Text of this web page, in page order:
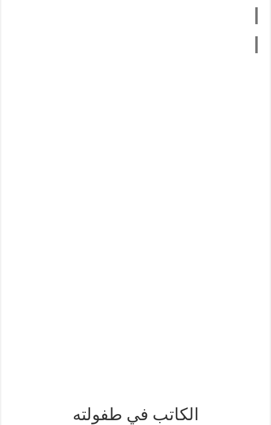
الكاتب في طفولته